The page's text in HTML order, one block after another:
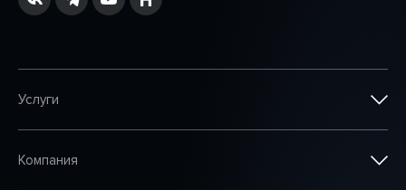
Услуги
Компания